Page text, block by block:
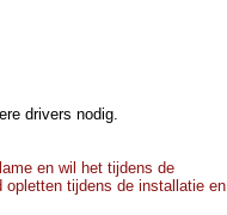
drivers nodig.
en wil het tijdens de
tijdens de installatie en